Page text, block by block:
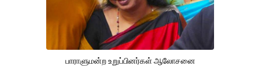
பாராளுமன்ற உறுப்பினர்கள் ஆலோசனை